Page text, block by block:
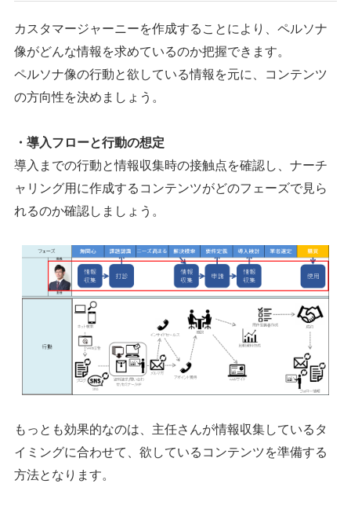
カスタマージャーニーを作成することにより、ペルソナ
像がどんな情報を求めているのか把握できます。
ペルソナ像の行動と欲している情報を元に、コンテンツ
の方向性を決めましょう。
・導入フローと行動の想定
導入までの行動と情報収集時の接触点を確認し、ナーチ
ャリング用に作成するコンテンツがどのフェーズで見ら
れるのか確認しましょう。
もっとも効果的なのは、主任さんが情報収集しているタ
イミングに合わせて、欲しているコンテンツを準備する
方法となります。